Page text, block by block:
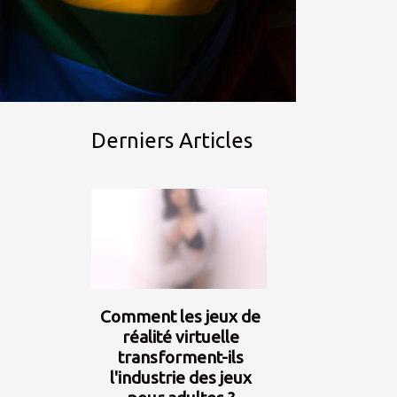
Derniers Articles
Comment les jeux de
réalité virtuelle
transforment-ils
l'industrie des jeux